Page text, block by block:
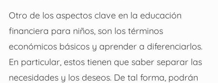
Otro de los aspectos clave en la educación
financiera para niños, son los términos
económicos básicos y aprender a diferenciarlos.
En particular, estos tienen que saber separar las
necesidades y los deseos. De tal forma, podrán